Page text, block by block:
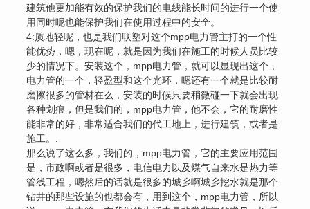
建筑他更加能有效的保护我们的电线能长时间的进行一个使
用同时呢也能保护我们在使用过程中的安全。
4:质地轻呢，也是我们联塑对这个mpp电力管主打的一个性
能优势，嗯，现在呢，就是因为我们在施工的时候人员比较
少的情况下。安装这个，mpp电力管，就可以显现出这个，
电力管的一个，轻盈型和这个光环，嗯还有一个就是比较耐
磨擦很多的管材在么，安装的时候只要稍微碰一下就会出现
各种划痕，但是我们的，mpp电力管，他不会，它的耐磨性
能非常的好，非常适合我们的代工地上，进行建筑，或者是
施工。.
那么说了这么多，我们的，mpp电力管，它的主要应用范围
是，市政啊或者是很多，电信电力以及煤气自来水是热力等
管线工程，嗯然后的话就是很多的城乡啊城乡挖水就是那个
钻井的那些设施的也都会有，用到这个，mpp电力管，所以